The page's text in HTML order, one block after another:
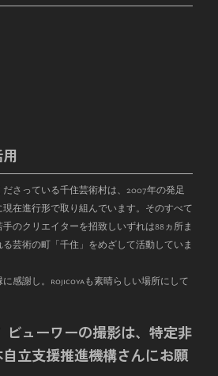
さっている千住芸術村は、 2007年の発足
在進行形で取り組んでいます。そのすべて
のクリエイターを招致しいずれは88ヵ所ま
芸術の町「千住」をめざして活動していま
感謝し。rojicoyaも素晴らしい場所にして
ビューワーの撮影は、特定非
立支援推進機構さんにお願